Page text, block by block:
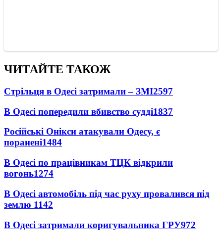
ЧИТАЙТЕ ТАКОЖ
Стрільця в Одесі затримали – ЗМІ2597
В Одесі попередили вбивство судді1837
Російські Онікси атакували Одесу, є
поранені1484
В Одесі по працівникам ТЦК відкрили
вогонь1274
В Одесі автомобіль під час руху провалився під
землю 1142
В Одесі затримали коригувальника ГРУ972